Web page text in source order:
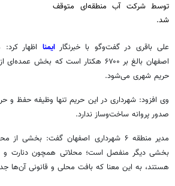
توسط شرکت آب منطقه‌ای متوقف
شد.
علی باقری در گفت‌وگو با خبرنگارایمنا
حریم شهری می‌شود.
وی افزود: شهرداری در این حریم تنها وظیفه حفظ و
صدور پروانه ساخت‌وساز ندارد.
مدیر منطقه ۶ شهرداری اصفهان گفت:
بخشی دیگر منفصل است؛ محلاتی همچون دنارت و
هستند، به این معنا که بافت محلی و قانونی آن‌ها